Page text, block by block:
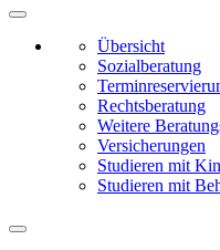
Übersicht
Sozialberatung
Rechtsberatung
Weitere
Versicherungen
Studieren mit
Studieren mit